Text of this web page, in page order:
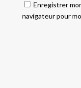
Enregistrer
navigateur pour